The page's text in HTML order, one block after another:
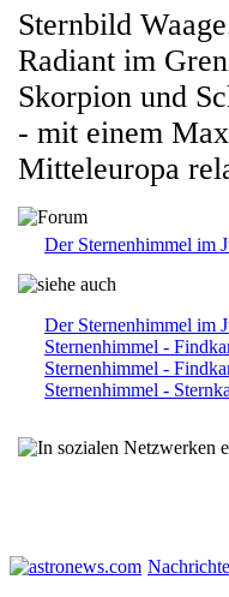
Sternbild
Radiant im
Skorpion und
- mit einem
Mitteleuropa
Der Sternenhimmel im
Der Sternenhimmel im
Sternenhimmel -
Sternenhimmel -
Sternenhimmel -